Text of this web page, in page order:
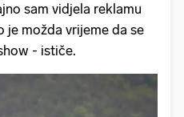
sam vidjela reklamu
je možda vrijeme da se
- ističe.